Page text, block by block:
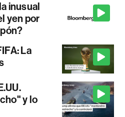
inusual
yen por
La
y lo